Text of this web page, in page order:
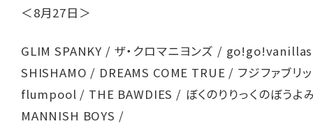
＜8月27日＞
GLIM SPANKY / ザ・クロマニヨンズ /
SHISHAMO / DREAMS COME TRUE / フジファブリ
flumpool / THE BAWDIES / ぼくのりりっくのぼうよ
MANNISH BOYS /